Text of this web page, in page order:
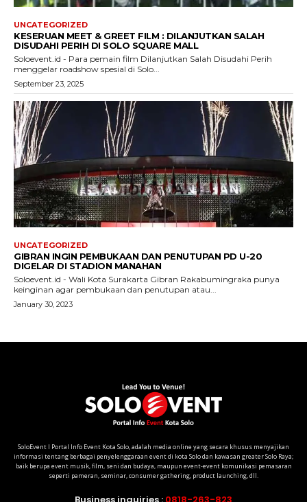
SoloEvent I Portal Info Event Kota Solo, adalah media online yang secara khusus menyajikan
informasi tentang berbagai penyelenggaraan event di kota Solo dan kawasan greater Solo Raya;
baik berupa event musik, film, seni dan budaya, maupun event-event komunikasi pemasaran
seperti pameran, seminar, consumer gathering, product launching, dll.